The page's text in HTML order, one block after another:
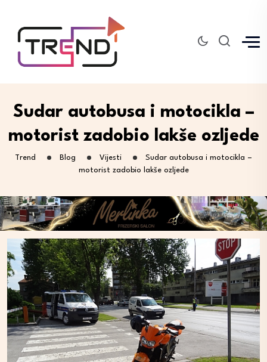
Sudar autobusa i motocikla –
motorist zadobio lakše ozljede
Trend Blog Vijesti
Sudar autobusa i motocikla –
motorist zadobio lakše ozljede